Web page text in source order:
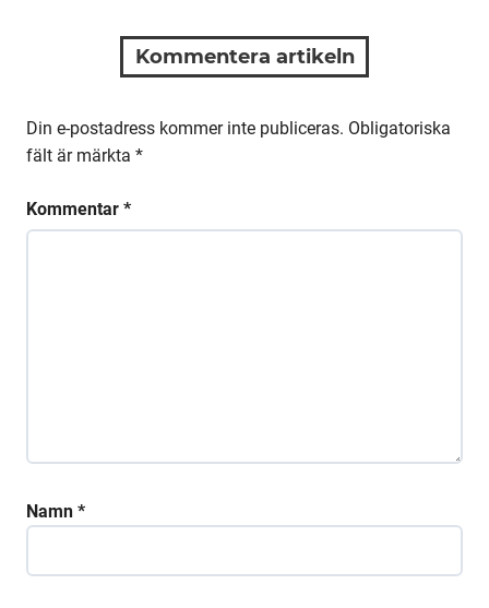
Kommentera artikeln
Din e-postadress kommer inte publiceras. Obligatoriska
fält är märkta *
Kommentar *
Namn *